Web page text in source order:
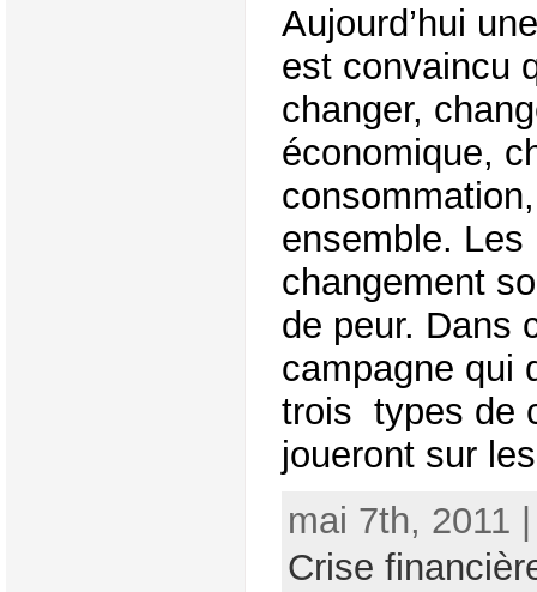
Aujourd’hui
est convaincu
changer,
économique,
ensemble. Les
changement
de peur. Dans
campagne qui
trois types de
joueront sur
mai 7th, 2011
Crise